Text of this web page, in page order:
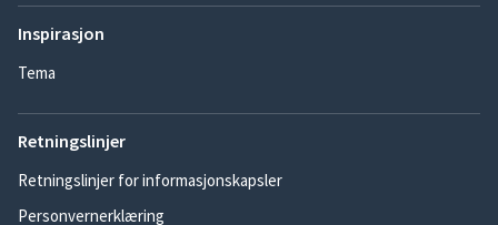
Inspirasjon
Tema
Retningslinjer
Retningslinjer for informasjonskapsler
Personvernerklæring